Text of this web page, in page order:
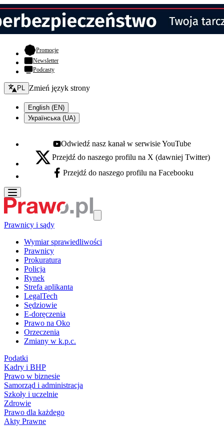
Promocje- otwiera się w nowej karcie
Newsletter
Podcasty
Zmień język - bieżący:
PL Zmień język strony
English (EN)
Українська (UA)
Youtube - otwiera się w nowej karcie
Odwiedź nasz kanał w serwisie YouTube
X - otwiera się w nowej karcie
Przejdź do naszego profilu na X (dawniej Twitter)
Facebook - otwiera się w nowej karcie
Przejdź do naszego profilu na Facebooku
Prawnicy i sądy
Wymiar sprawiedliwości
Prawnicy
Prokuratura
Policja
Rynek
Strefa aplikanta
LegalTech
Sędziowie
E-doręczenia
Prawo na Oko
Orzeczenia
Zmiany w k.p.c.
Podatki
Kadry i BHP
Prawo w biznesie
Samorząd i administracja
Szkoły i uczelnie
Zdrowie
Prawo dla każdego
Akty Prawne